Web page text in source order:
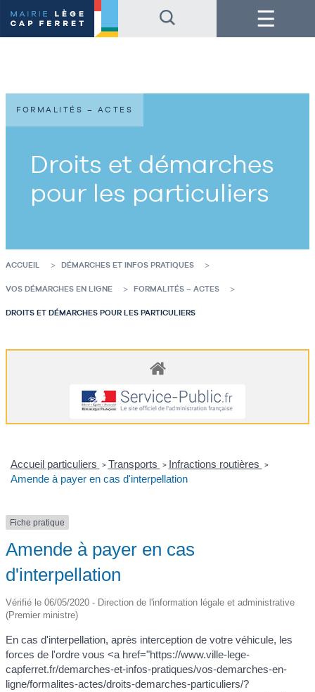
au
contenu
de
au
pied
de
Menu
Droits et démarches
pour les particuliers
FORMALITÉS – ACTES
ACCUEIL DÉMARCHES ET INFOS PRATIQUES
VOS DÉMARCHES EN LIGNE FORMALITÉS – ACTES
DROITS ET DÉMARCHES POUR LES PARTICULIERS
Accueil particuliers > Transports > Infractions routières >
Amende à payer en cas d'interpellation
Fiche pratique
Amende à payer en cas
d'interpellation
Vérifié le 06/05/2020 - Direction de l'information légale et administrative
(Premier ministre)
En cas d'interpellation, après interception de votre véhicule, les
forces de l'ordre vous <a href="https://www.ville-lege-
capferret.fr/demarches-et-infos-pratiques/vos-demarches-en-
ligne/formalites-actes/droits-demarches-particuliers/?